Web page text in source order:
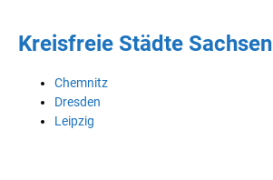
Kreisfreie Städte Sachsen
Chemnitz
Dresden
Leipzig